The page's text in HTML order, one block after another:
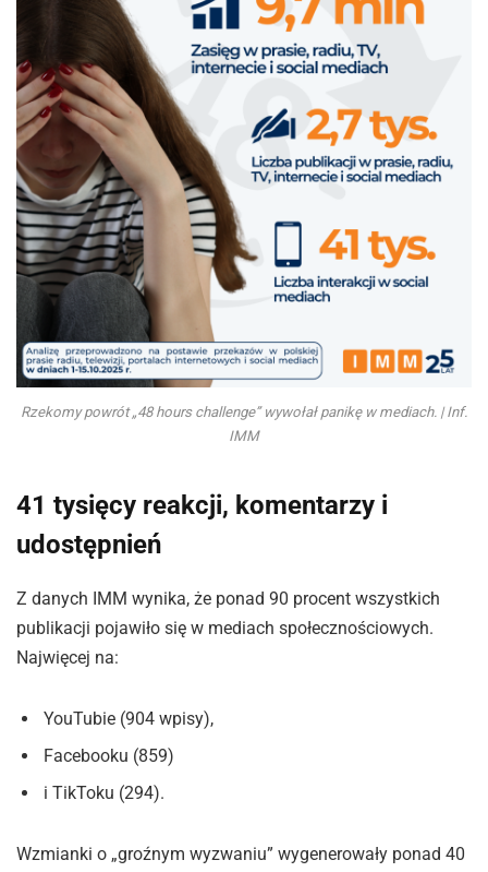
Rzekomy powrót „48 hours challenge” wywołał panikę w mediach. | Inf.
IMM
41 tysięcy reakcji, komentarzy i
udostępnień
Z danych IMM wynika, że ponad 90 procent wszystkich
publikacji pojawiło się w mediach społecznościowych.
Najwięcej na:
YouTubie (904 wpisy),
Facebooku (859)
i TikToku (294).
Wzmianki o „groźnym wyzwaniu” wygenerowały ponad 40